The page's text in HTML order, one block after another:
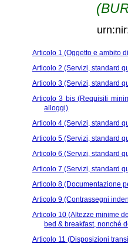
Articolo 1 (Oggetto e ambito
Articolo 2 (Servizi, standard
Articolo 3 (Servizi, standard
Articolo 3 bis (Requisiti
alloggi)
Articolo 4 (Servizi, standard
Articolo 5 (Servizi, standard
Articolo 6 (Servizi, standard
Articolo 7 (Servizi, standard
Articolo 8 (Documentazione
Articolo 9 (Contrassegni
Articolo 10 (Altezze minime
bed & breakfast, nonché
Articolo 11 (Disposizioni